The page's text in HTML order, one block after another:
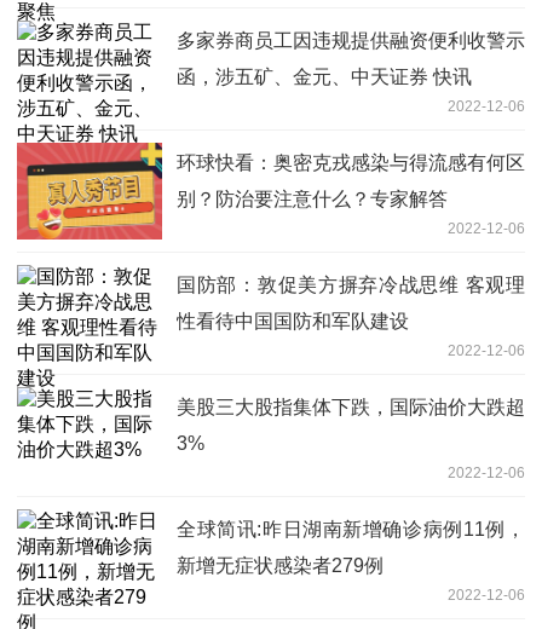
多家券商员工因违规提供融资便利收警示
函，涉五矿、金元、中天证券 快讯
2022-12-06
环球快看：奥密克戎感染与得流感有何区
别？防治要注意什么？专家解答
2022-12-06
国防部：敦促美方摒弃冷战思维 客观理
性看待中国国防和军队建设
2022-12-06
美股三大股指集体下跌，国际油价大跌超
3%
2022-12-06
全球简讯:昨日湖南新增确诊病例11例，
新增无症状感染者279例
2022-12-06